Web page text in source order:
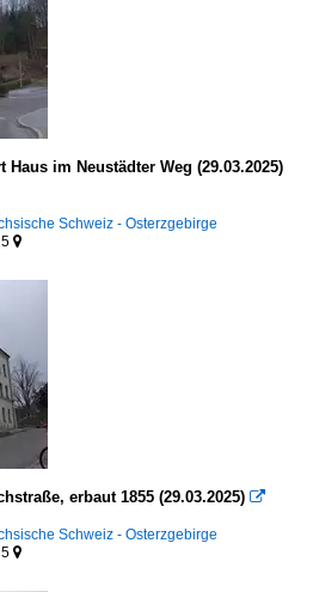
im Neustädter Weg (29.03.2025)
Schweiz - Osterzgebirge

erbaut 1855 (29.03.2025) 
Schweiz - Osterzgebirge
